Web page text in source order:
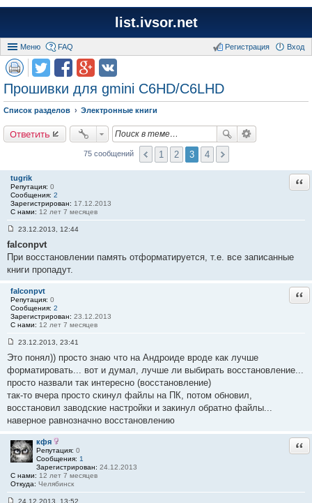
list.ivsor.net
Меню FAQ Вход
Регистрация
Прошивки для gmini С6HD/C6LHD
Список разделов Электронные книги
Ответить
75 сообщений 1 2 3 4
tugrik
Репутация: 0
Сообщения: 2
Зарегистрирован: 17.12.2013
С нами: 12 лет 7 месяцев
о
б
щ
и
е
#
4
1
23.12.2013, 12:44
falconpvt
При восстановлении память отформатируется, т.е. все записанные
книги пропадут.
falconpvt
Репутация: 0
Сообщения: 2
Зарегистрирован: 23.12.2013
С нами: 12 лет 7 месяцев
о
б
щ
н
и
#
2
23.12.2013, 23:41
Это понял)) просто знаю что на Андроиде вроде как лучше
форматировать... вот и думал, лучше ли выбирать восстановление...
просто назвали так интересно (восстановление)
так-то вчера просто скинул файлы на ПК, потом обновил,
восстановил заводские настройки и закинул обратно файлы...
наверное равнозначно восстановлению
кфя
Репутация: 0
Сообщения: 1
Зарегистрирован: 24.12.2013
С нами: 12 лет 7 месяцев
Откуда: Челябинск
24.12.2013, 13:52